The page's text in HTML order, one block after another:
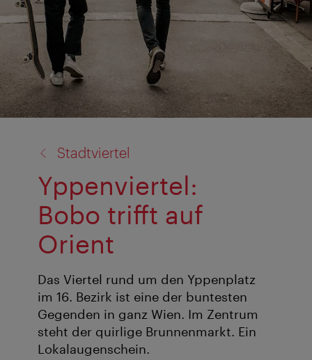
Stadtviertel
Yppenviertel:
Bobo trifft auf
Orient
Das Viertel rund um den Yppenplatz
im 16. Bezirk ist eine der buntesten
Gegenden in ganz Wien. Im Zentrum
steht der quirlige Brunnenmarkt. Ein
Lokalaugenschein.